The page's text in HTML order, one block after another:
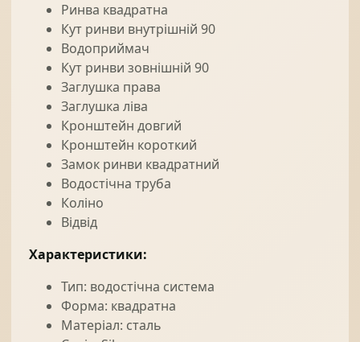
Ринва квадратна
Кут ринви внутрішній 90
Водоприймач
Кут ринви зовнішній 90
Заглушка права
Заглушка ліва
Кронштейн довгий
Кронштейн короткий
Замок ринви квадратний
Водостічна труба
Коліно
Відвід
Характеристики:
Тип: водостічна система
Форма: квадратна
Матеріал: сталь